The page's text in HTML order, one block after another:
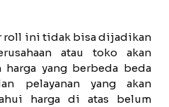
roll ini tidak bisa dijadikan
atau toko akan
harga yang berbeda beda
pelayanan yang akan
harga di atas belum